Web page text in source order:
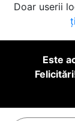
Doar userii
Este